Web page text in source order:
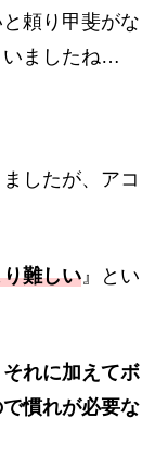
頼り甲斐がな
いましたね…
したが、アコ
難しい 』とい
れに加えてボ
慣れが必要な